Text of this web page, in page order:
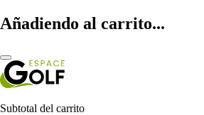
Añadiendo al carrito...
Subtotal del carrito